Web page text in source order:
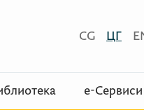
CG ЦГ
е-Сервиси